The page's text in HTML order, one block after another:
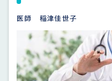
医師 稲津佳世子